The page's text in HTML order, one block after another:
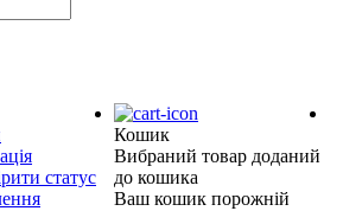
статус
Кошик
Вибраний товар доданий
до кошика
Ваш кошик порожній